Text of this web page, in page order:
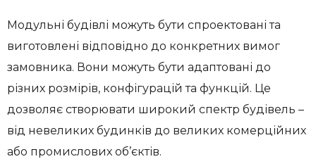
Модульні будівлі можуть бути спроектовані та
виготовлені відповідно до конкретних вимог
замовника. Вони можуть бути адаптовані до
різних розмірів, конфігурацій та функцій. Це
дозволяє створювати широкий спектр будівель –
від невеликих будинків до великих комерційних
або промислових об’єктів.